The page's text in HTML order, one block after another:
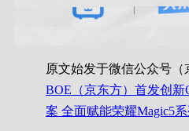
原文始发于微信公众号（
BOE（京东方）首发创
案 全面赋能荣耀Magic5系